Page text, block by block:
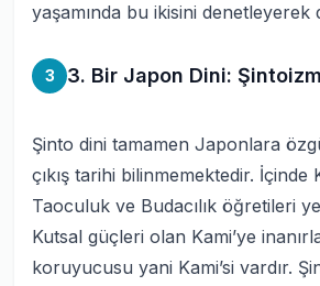
yaşamında bu ikisini denetleyerek
3 3. Bir Japon Dini: Şintoizm
Şinto dini tamamen Japonlara
çıkış tarihi bilinmemektedir.
Taoculuk ve Budacılık öğretileri
Kutsal güçleri olan Kami’ye
koruyucusu yani Kami’si vardır.